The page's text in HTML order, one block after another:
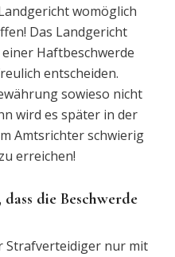
womöglich
Das Landgericht
Haftbeschwerde
entscheiden.
sowieso nicht
wird es später in der
Amtsrichter schwierig
erreichen!
die Beschwerde
Strafverteidiger nur mit